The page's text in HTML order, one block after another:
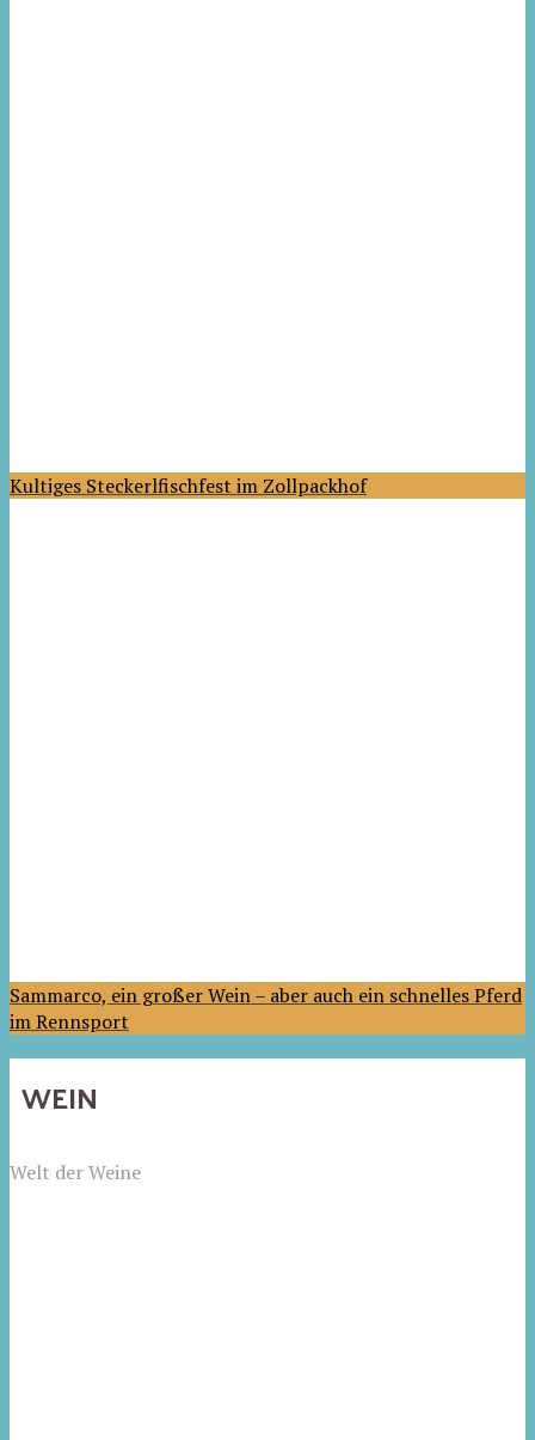
Kultiges Steckerlfischfest im Zollpackhof
Sammarco, ein großer Wein – aber auch ein schnelles Pferd
im Rennsport
WEIN
Welt der Weine